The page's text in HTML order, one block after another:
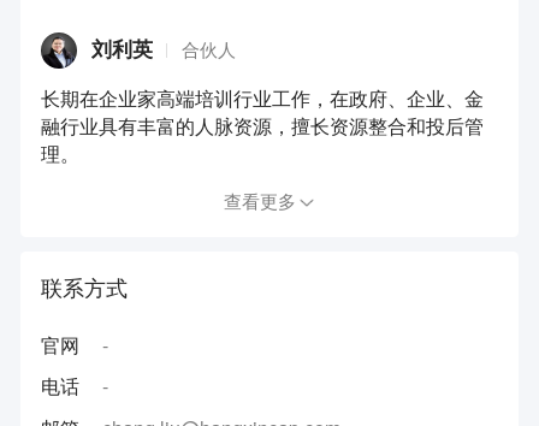
刘利英 合伙人
长期在企业家高端培训行业工作，在政府、企业、金
融行业具有丰富的人脉资源，擅长资源整合和投后管
理。
查看更多
联系方式
官网
-
电话
-